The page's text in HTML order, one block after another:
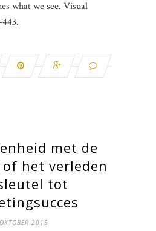
what we see. Visual
met de
het verleden
tot
2015